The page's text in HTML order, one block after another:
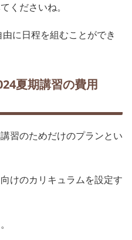
くださいね。
に日程を組むことができ
夏期講習の費用
習のためだけのプランとい
けのカリキュラムを設定す